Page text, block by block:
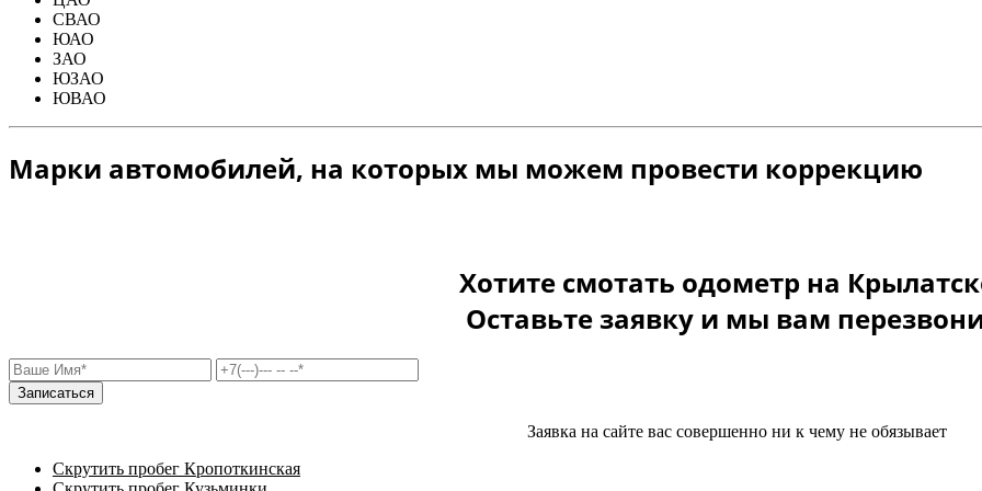
СВАО
ЮАО
ЗАО
ЮЗАО
ЮВАО
Марки автомобилей, на которых мы можем провести коррекцию
Хотите смотать одометр на
Оставьте заявку и мы вам
Заявка на сайте вас совершенно ни к чему не обязывает
Скрутить пробег Кропоткинская